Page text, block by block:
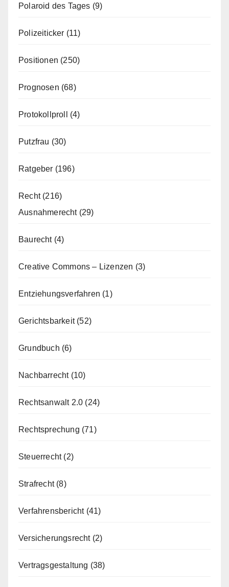
Polaroid des Tages (9)
Polizeiticker (11)
Positionen (250)
Prognosen (68)
Protokollproll (4)
Putzfrau (30)
Ratgeber (196)
Recht(216)
Ausnahmerecht(29)
Baurecht(4)
Creative Commons – Lizenzen (3)
Entziehungsverfahren (1)
Gerichtsbarkeit(52)
Grundbuch (6)
Nachbarrecht(10)
Rechtsanwalt 2.0 (24)
Rechtsprechung (71)
Steuerrecht(2)
Strafrecht(8)
Verfahrensbericht(41)
Versicherungsrecht(2)
Vertragsgestaltung (38)